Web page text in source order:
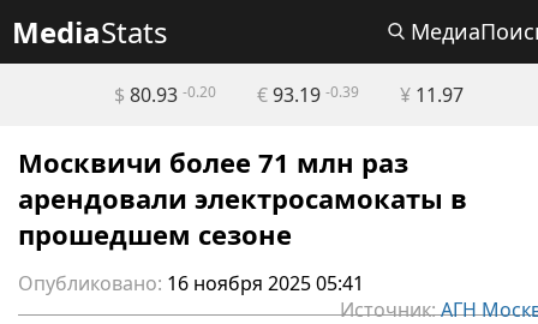
MediaStats
$ 80.93 -0.20 €93.19 -0.39 ¥11.97
Москвичи более 71 млн раз
арендовали электросамокаты в
прошедшем сезоне
Опубликовано: 16 ноября 2025 05:41
Источник:АГН